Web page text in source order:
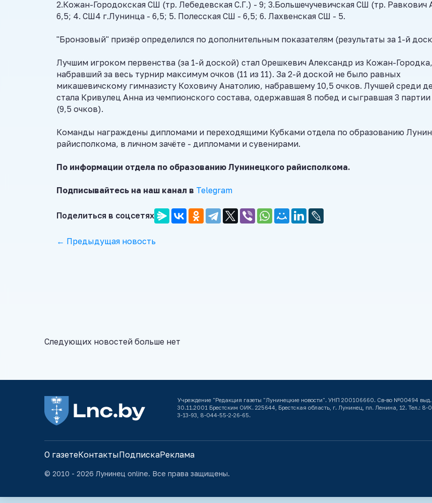
2.Кожан-Городокская СШ (тр. Лебедевская С.Г.) - 9; 3.Большечучевичская СШ (тр. Равкович
6,5; 4. СШ4 г.Лунинца - 6,5; 5. Полесская СШ - 6,5; 6. Лахвенская СШ - 5.
"Бронзовый" призёр определился по дополнительным показателям (результаты за 1-й
Лучшим игроком первенства (за 1-й доской) стал Орешкевич Александр из Кожан-Городка,
набравший за весь турнир максимум очков (11 из 11). За 2-й доской не было равных
микашевичскому гимназисту Коховичу Анатолию, набравшему 10,5 очков. Лучшей среди
стала Кривулец Анна из чемпионского состава, одержавшая 8 побед и сыгравшая 3
(9,5 очков).
Команды награждены дипломами и переходящими Кубками отдела по образованию
райисполкома, в личном зачёте - дипломами и сувенирами.
По информации отдела по образованию Лунинецкого райисполкома.
Подписывайтесь на наш канал в Telegram
Поделиться в соцсетях
← Предыдущая новость
Следующих новостей больше нет
Учреждение "Редакция газеты "Лунинецкие новости". УНП 200106660. Св-во №00494 выд.
30.11.2001 Брестским ОИК. 225644, Брестская область, г. Лунинец, пл. Ленина, 12. Тел.: 8-
3-13-93, 8-044-55-2-26-65.
О газетеКонтактыПодпискаРеклама
© 2010 - 2026 Лунинец online. Все права защищены.